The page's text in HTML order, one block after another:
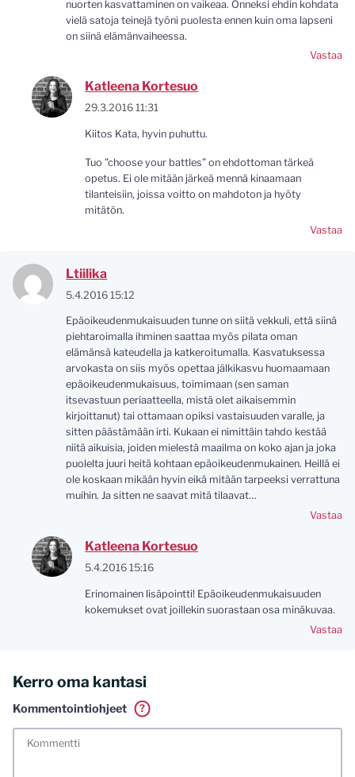
nuorten kasvattaminen on vaikeaa. Onneksi ehdin kohdata
vielä satoja teinejä työni puolesta ennen kuin oma lapseni
on siinä elämänvaiheessa.
Vastaa
Katleena Kortesuo
29.3.2016 11:31
Kiitos Kata, hyvin puhuttu.
Tuo ”choose your battles” on ehdottoman tärkeä
opetus. Ei ole mitään järkeä mennä kinaamaan
tilanteisiin, joissa voitto on mahdoton ja hyöty
mitätön.
Vastaa
Ltiilika
5.4.2016 15:12
Epäoikeudenmukaisuuden tunne on siitä vekkuli, että siinä
piehtaroimalla ihminen saattaa myös pilata oman
elämänsä kateudella ja katkeroitumalla. Kasvatuksessa
arvokasta on siis myös opettaa jälkikasvu huomaamaan
epäoikeudenmukaisuus, toimimaan (sen saman
itsevastuun periaatteella, mistä olet aikaisemmin
kirjoittanut) tai ottamaan opiksi vastaisuuden varalle, ja
sitten päästämään irti. Kukaan ei nimittäin tahdo kestää
niitä aikuisia, joiden mielestä maailma on koko ajan ja joka
puolelta juuri heitä kohtaan epäoikeudenmukainen. Heillä ei
ole koskaan mikään hyvin eikä mitään tarpeeksi verrattuna
muihin. Ja sitten ne saavat mitä tilaavat…
Vastaa
Katleena Kortesuo
5.4.2016 15:16
Erinomainen lisäpointti! Epäoikeudenmukaisuuden
kokemukset ovat joillekin suorastaan osa minäkuvaa.
Vastaa
Kerro oma kantasi
Kommentointiohjeet
?
meiliosoitteen. Minua ja mielipiteitäni saa ilman muuta